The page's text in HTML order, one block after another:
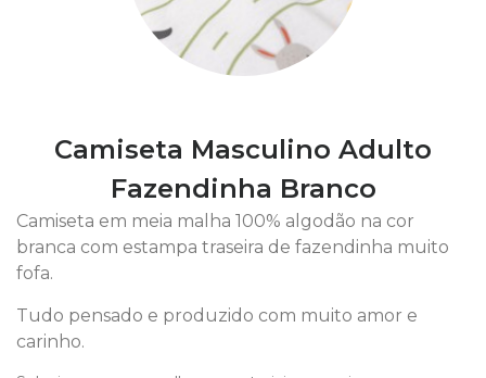
Camiseta Masculino Adulto
Fazendinha Branco
Camiseta em meia malha 100% algodão na cor
branca com estampa traseira de fazendinha muito
fofa.
Tudo pensado e produzido com muito amor e
carinho.